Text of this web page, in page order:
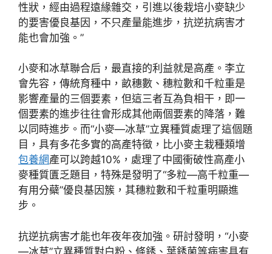
性狀，經由過程遠緣雜交，引進以後栽培小麥缺少
的要害優良基因，不只產量能進步，抗逆抗病害才
能也會加強。”
小麥和冰草聯合后，最直接的利益就是高產。李立
會先容，傳統育種中，畝穗數、穗粒數和千粒重是
影響產量的三個要素，但這三者互為負相干，即一
個要素的進步往往會形成其他兩個要素的降落，難
以同時進步。而“小麥—冰草”立異種質處理了這個題
目，具有多花多實的高產特徵，比小麥主栽種類增
包養網產可以跨越10%，處理了中國衝破性高產小
麥種質匱乏題目，特殊是發明了“多粒—高千粒重—
有用分蘗”優良基因簇，其穗粒數和千粒重明顯進
步。
抗逆抗病害才能也年夜年夜加強。研討發明，“小麥
—冰草”立異種質對白粉、條銹、葉銹菌等病害具有